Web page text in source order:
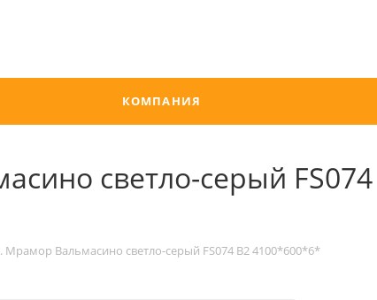
КОМПАНИЯ
светло-серый FS074
Вальмасино светло-серый FS074 B2 4100*600*6*